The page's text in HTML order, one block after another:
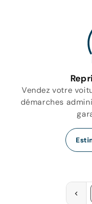
Vendez votre
démarches